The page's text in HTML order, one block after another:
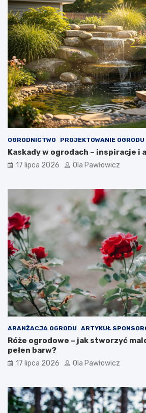
OGRODNICTWO PROJEKTOWANIE OGRODU
Kaskady w ogrodach – inspiracje i
17 lipca 2026 Ola Pawłowicz
ARANŻACJA OGRODU ARTYKUŁ
Róże ogrodowe – jak stworzyć
pełen barw?
17 lipca 2026 Ola Pawłowicz